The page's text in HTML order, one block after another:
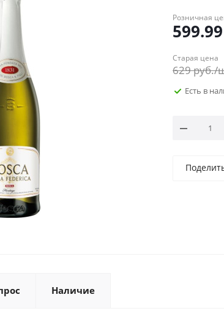
Розничная
599.99
Старая цена
629руб./
Есть в
Наличие